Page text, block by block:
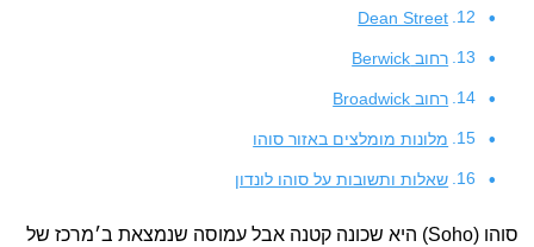
Dean Street
רחוב Berwick
רחוב Broadwick
מלונות מומלצים באזור סוהו
שאלות ותשובות על סוהו לונדון
סוהו (Soho) היא שכונה קטנה אבל עמוסה שנמצאת ב׳מרכז של